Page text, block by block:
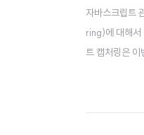
자바스크립트
ring)에 대해서
트 캡처링은